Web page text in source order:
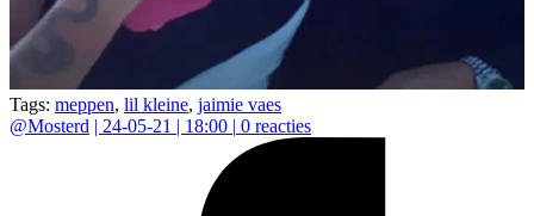
Tags: meppen, lil kleine, jaimie vaes
@Mosterd | 24-05-21 | 18:00 | 0 reacties